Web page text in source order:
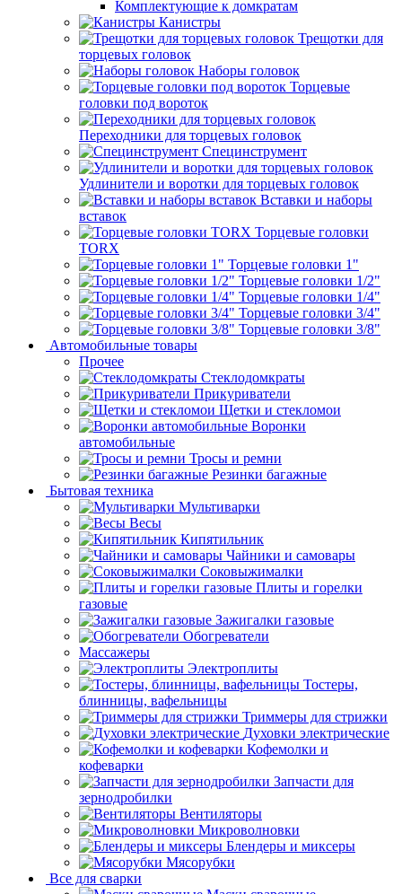
Комплектующие к домкратам
Канистры
Трещотки для
торцевых головок
Наборы головок
Торцевые
головки под вороток
Переходники для торцевых головок
Специнструмент
Удлинители и воротки для торцевых головок
Вставки и наборы
вставок
Торцевые головки
TORX
Торцевые головки 1"
Торцевые головки 1/2"
Торцевые головки 1/4"
Торцевые головки 3/4"
Торцевые головки 3/8"
Автомобильные товары
Прочее
Стеклодомкраты
Прикуриватели
Щетки и стекломои
Воронки
автомобильные
Тросы и ремни
Резинки багажные
Бытовая техника
Мультиварки
Весы
Кипятильник
Чайники и самовары
Соковыжималки
Плиты и горелки
газовые
Зажигалки газовые
Обогреватели
Массажеры
Электроплиты
Тостеры,
блинницы, вафельницы
Триммеры для стрижки
Духовки электрические
Кофемолки и
кофеварки
Запчасти для
зернодробилки
Вентиляторы
Микроволновки
Блендеры и миксеры
Мясорубки
Все для сварки